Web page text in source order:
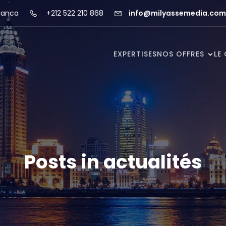
+212 522 210 868 info@milyassemedia.com
EXPERTISESNOS OFFRES LE
Posts in actualités